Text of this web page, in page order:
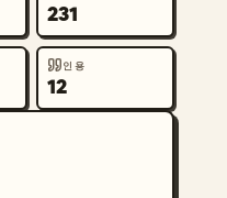
231
인용
12